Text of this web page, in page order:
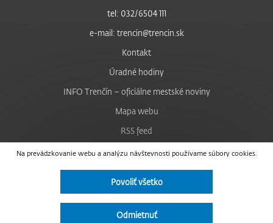
Na prevádzkovanie webu a analýzu návštevnosti používame súbory cookies.
Povoliť všetko
Odmietnuť
tel: 032/6504 111
e-mail: trencin@trencin.sk
Kontakt
Úradné hodiny
INFO Trenčín – oficiálne mestské noviny
Mapa webu
RSS feed
Nastavenie cookies
Facebook
Instagram